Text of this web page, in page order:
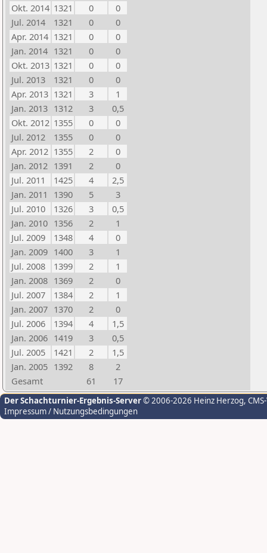
Okt. 2014 1321 0
0
Jul. 2014
1321 0
0
Apr. 2014 1321 0
0
Jan. 2014 1321 0
0
Okt. 2013 1321 0
0
Jul. 2013
1321 0
0
Apr. 2013 1321 3
1
Jan. 2013 1312 3
0,5
Okt. 2012 1355 0
0
Jul. 2012
1355 0
0
Apr. 2012 1355 2
0
Jan. 2012 1391 2
0
Jul. 2011
1425 4
2,5
Jan. 2011
1390 5
3
Jul. 2010
1326 3
0,5
Jan. 2010 1356 2
1
Jul. 2009
1348 4
0
Jan. 2009 1400 3
1
Jul. 2008
1399 2
1
Jan. 2008 1369 2
0
Jul. 2007
1384 2
1
Jan. 2007 1370 2
0
Jul. 2006
1394 4
1,5
Jan. 2006 1419 3
0,5
Jul. 2005
1421 2
1,5
Jan. 2005 1392 8
2
Gesamt
61 17
Der Schachturnier-Ergebnis-Server© 2006-2026 Heinz Herzog,
Impressum / Nutzungsbedingungen